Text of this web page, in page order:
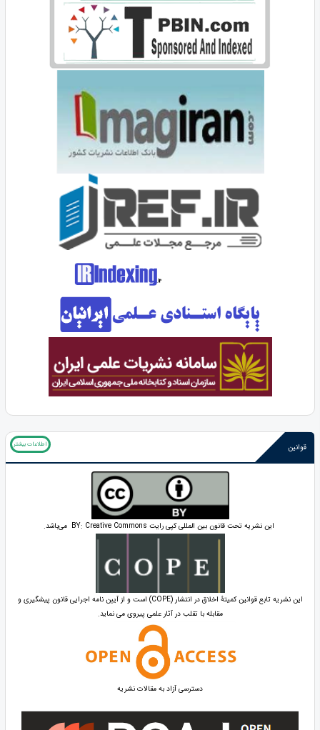
قوانین اطلاعات بیشتر
این نشریه تحت قانون بین المللی کپی رایت BY: Creative Commons می‌باشد.
این نشریه تابع قوانین کمیتۀ اخلاق در انتشار (COPE) است و از آیین نامه اجرایی قانون پیشگیری و
مقابله با تقلب در آثار علمی پیروی می نماید.
دسترسی آزاد به مقالات نشریه